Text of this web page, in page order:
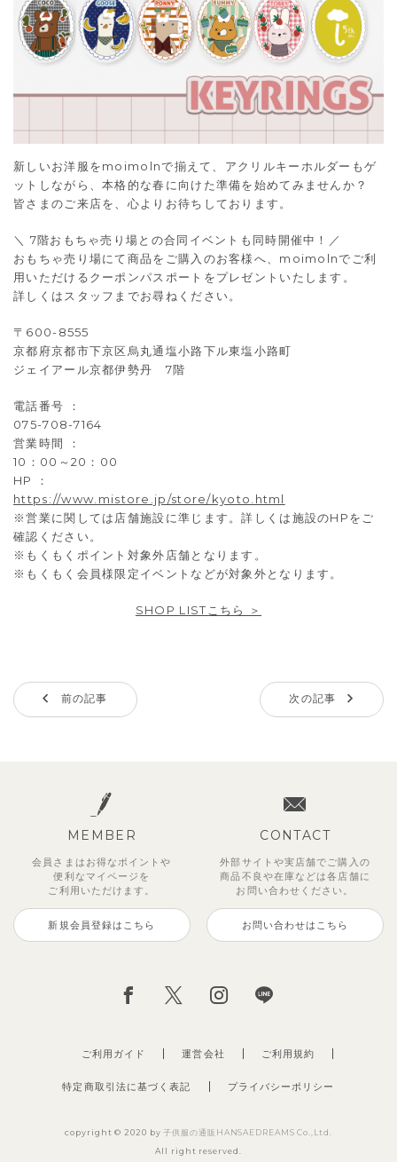
新しいお洋服をmoimolnで揃えて、アクリルキーホルダーもゲ
ットしながら、本格的な春に向けた準備を始めてみませんか？
皆さまのご来店を、心よりお待ちしております。
＼ 7階おもちゃ売り場との合同イベントも同時開催中！／
おもちゃ売り場にて商品をご購入のお客様へ、moimolnでご利
用いただけるクーポンパスポートをプレゼントいたします。
詳しくはスタッフまでお尋ねください。
〒600-8555
京都府京都市下京区烏丸通塩小路下ル東塩小路町
ジェイアール京都伊勢丹 7階
電話番号 ：
075-708-7164
営業時間 ：
10：00～20：00
HP ：
https://www.mistore.jp/store/kyoto.html
※営業に関しては店舗施設に準じます。詳しくは施設のHPをご
確認ください。
※もくもくポイント対象外店舗となります。
※もくもく会員様限定イベントなどが対象外となります。
SHOP LISTこちら ＞
前の記事 次の記事
MEMBER
会員さまはお得なポイントや
便利な マイページを
ご利用いただけます。
新規会員登録はこちら
CONTACT
外部サイトや実店舗でご購入の
商品不良や在庫などは各店舗に
お問い合わせください。
お問い合わせはこちら
ご利用ガイド 運営会社
特定商取引法に基づく表記 プライバシーポリシー
ご利用規約
copyright © 2020 by子供服の通販HANSAEDREAMS Co.,Ltd.
All right reserved.